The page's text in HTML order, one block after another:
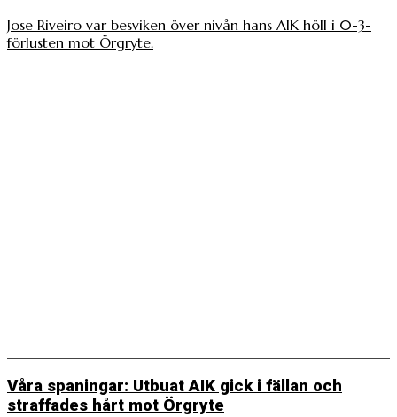
Jose Riveiro var besviken över nivån hans AIK höll i 0-3-
förlusten mot Örgryte.
Våra spaningar: Utbuat AIK gick i fällan och
straffades hårt mot Örgryte